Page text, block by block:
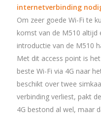
internetverbinding
Om zeer goede Wi-Fi te
komst van de M510 altijd
introductie van de M510
Met dit access point is
beste Wi-Fi via 4G naar
beschikt over twee
verbinding verliest, pakt
4G bestond al wel, maar